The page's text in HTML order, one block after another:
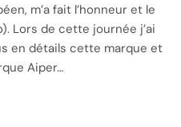
m’a fait l’honneur et le
Lors de cette journée j’ai
en détails cette marque et
Aiper…